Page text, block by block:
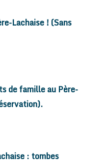
Lachaise ! (Sans
de famille au Père-
: tombes